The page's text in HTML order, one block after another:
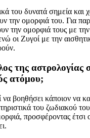
του δυνατά σημεία και
την ομορφιά του. Για
την ομορφιά τους με
οι Ζυγοί με την
της αστρολογίας
ατόμου;
βοηθήσει κάποιον να
του ζωδιακού
προσφέροντας έτσι